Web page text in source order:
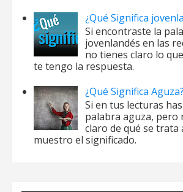
¿Qué Significa
Si encontraste la
jovenlandés en las
no tienes claro lo
te tengo la respuesta.
¿Qué Significa Aguza?
Si en tus lecturas
palabra aguza, pero
claro de qué se trata
muestro el significado.